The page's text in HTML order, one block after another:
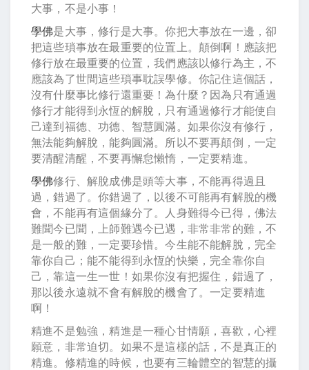
大事，不是小事！
學佛是大事，修行是大事。你把大事放在一邊，卻
把這些瑣事放在最重要的位置上。顛倒啊！應該把
修行放在最重要的位置，我們應該以修行為主，不
應該為了世間這些瑣事耽誤學修。你記住這個話，
沒有什麼事比修行還重要！為什麼？因為只有通過
修行才能得到永恆的解脫，只有通過修行才能使自
己達到福德、功德、智慧圓滿。如果你沒有修行，
無法能夠解脫，能夠圓滿。所以不要再顛倒，一定
要清醒清醒，不要再懈怠懶惰，一定要精進。
學佛修行、解脫成佛是頭等大事，不能再得過且
過，錯過了。你錯過了，以後不可能再有解脫的機
會，不能再有這個緣分了。人身難得今已得，佛法
難聞今已聞，上師難遇今已遇，非常非常的難，不
是一般的難，一定要珍惜。今生能不能解脫，完全
靠你自己；能不能得到永恆的快樂，完全靠你自
己，靠這一生一世！如果你沒有把握住，錯過了，
那以後永遠就不會有解脫的機會了。一定要精進
啊！
精進不是勉強，精進是一種心甘情願，喜歡，心裡
願意，非常迫切。如果不是這樣的話，不是真正的
精進。修精進的時候，也要有三輪體空的智慧的攝